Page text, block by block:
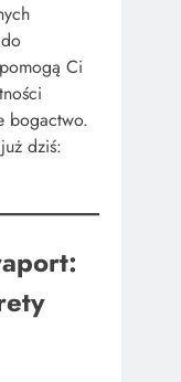
Ci
bogactwo.
dziś: